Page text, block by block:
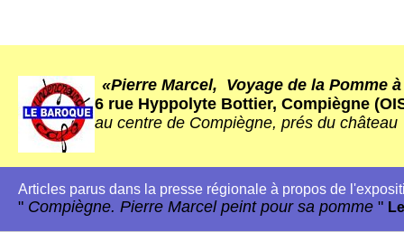
«Pierre Marcel, Voyage de la Pomme
6 rue Hyppolyte Bottier, Compiègne
au centre de Compiègne, prés du château
Articles parus dans la presse régionale à propos de
" Compiègne. Pierre Marcel peint pour sa pomme "